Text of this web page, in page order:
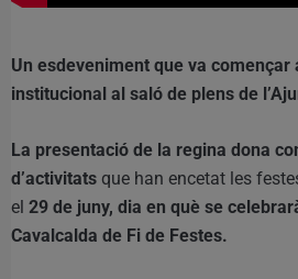
Un esdeveniment que va començar
institucional al saló de plens de
La presentació de la regina dona
d’activitats que han encetat les
el 29 de juny, dia en què se
Cavalcalda de Fi de Festes.